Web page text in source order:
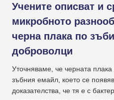
Учените описват и
микробното
черна плака по
доброволци
Уточняваме, че черната
зъбния емайл, което се
доказателства, че тя е с